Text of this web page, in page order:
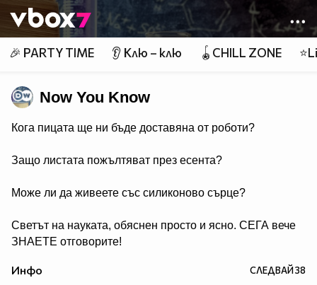
👾
🎉 PARTY TIME 👂 Клю – клю 🪀CHILL ZONE
Now You Know
Кога пицата ще ни бъде доставяна от роботи?
Защо листата пожълтяват през есента?
Може ли да живеете със силиконово сърце?
Светът на науката, обяснен просто и ясно. СЕГА вече
ЗНАЕТЕ отговорите!
Инфо СЛЕДВАЙ38